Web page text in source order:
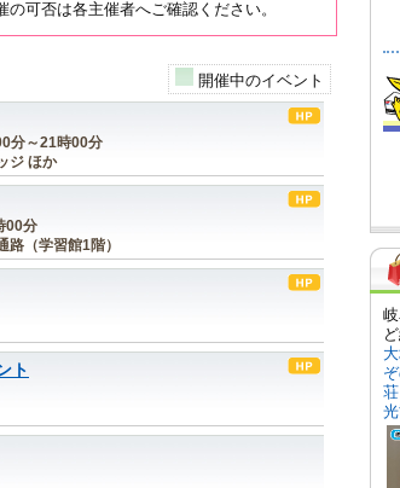
可否は各主催者へご確認ください。
開催中のイベント
分～21時00分
ジ ほか
00分
（学習館1階）
ト